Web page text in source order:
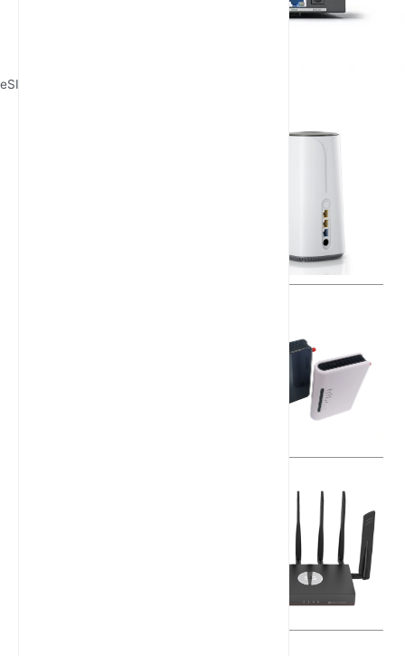
eSIM 5G 路由器